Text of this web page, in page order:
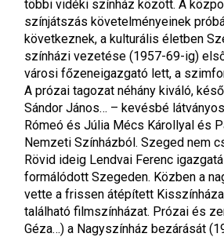
többi vidéki színház között. A
színjátszás követelményeinek
következnek, a kulturális életben
színházi vezetése (1957-69-ig)
városi főzeneigazgató lett, a
A prózai tagozat néhány kiváló,
Sándor János… – kevésbé
Rómeó és Júlia Mécs Károllyal és
Nemzeti Színházból. Szeged nem
Rövid ideig Lendvai Ferenc
formálódott Szegeden. Közben a
vette a frissen átépített
található filmszínházat. Prózai és
Géza…) a Nagyszínház bezárását